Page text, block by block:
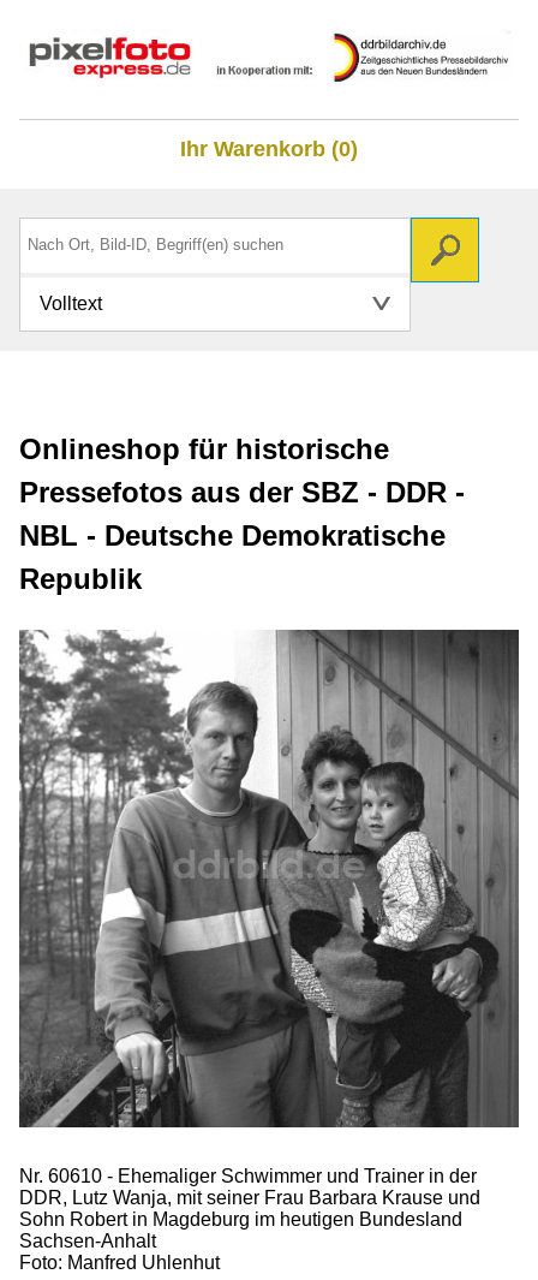
Ihr Warenkorb (0)
Volltext
Onlineshop für historische
Pressefotos aus der SBZ - DDR -
NBL - Deutsche Demokratische
Republik
Nr. 60610 - Ehemaliger Schwimmer und Trainer in der
DDR, Lutz Wanja, mit seiner Frau Barbara Krause und
Sohn Robert in Magdeburg im heutigen Bundesland
Sachsen-Anhalt
Foto: Manfred Uhlenhut